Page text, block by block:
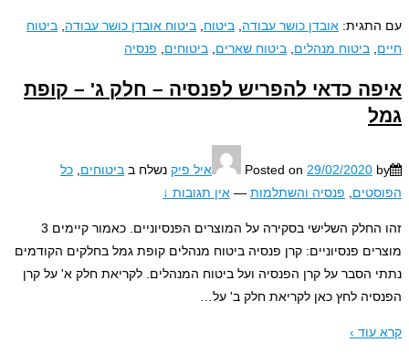
אובדן כושר עבודה,ביטוח,ביטוח אובדן כושר עבודה,ביטוח
,ביטוח מנהלים,ביטוח שארים,ביטוחים,פנסיה
כדאי להפריש לפנסיה – חלק ג' – קופת
Posted on29/02/2020 איל פיק נשלח בביטוחים,כל
,פנסיה והשתלמות — אין תגובות ↓
זהו החלק השלישי בסקירה על המוצרים הפנסיוניים. כאמור קיימים 3
פנסיוניים: קרן פנסיה ביטוח מנהלים קופת גמל בחלקים הקודמים
הסבר על קרן הפנסיה ועל ביטוח המנהלים. לקריאת חלק א' על קרן
לחץ כאן לקריאת חלק ב' על …
›